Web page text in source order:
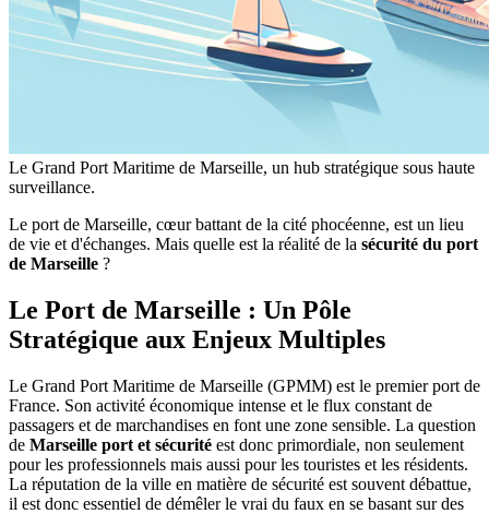
Le Grand Port Maritime de Marseille, un hub stratégique sous haute
surveillance.
Le port de Marseille, cœur battant de la cité phocéenne, est un lieu
de vie et d'échanges. Mais quelle est la réalité de la sécurité du port
de Marseille ?
Le Port de Marseille : Un Pôle
Stratégique aux Enjeux Multiples
Le Grand Port Maritime de Marseille (GPMM) est le premier port de
France. Son activité économique intense et le flux constant de
passagers et de marchandises en font une zone sensible. La question
de Marseille port et sécurité est donc primordiale, non seulement
pour les professionnels mais aussi pour les touristes et les résidents.
La réputation de la ville en matière de sécurité est souvent débattue,
il est donc essentiel de démêler le vrai du faux en se basant sur des